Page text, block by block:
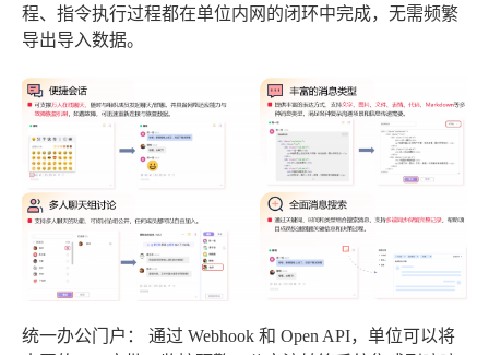
程、指令执行过程都在单位内网的闭环中完成，无需频繁
导出导入数据。
统一办公门户：
通过 Webhook 和 Open API，单位可以将